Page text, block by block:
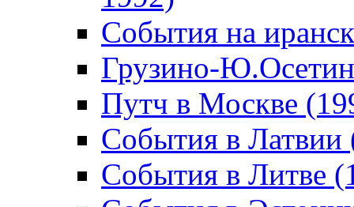
События на
Грузино-
Путч в Москве
События в Латвии
События в Литве